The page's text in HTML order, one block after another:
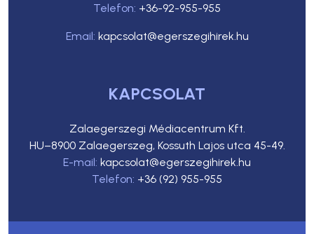
Telefon: +36-92-955-955
Email: kapcsolat@egerszegihirek.hu
KAPCSOLAT
Zalaegerszegi Médiacentrum Kft.
HU–8900 Zalaegerszeg, Kossuth Lajos utca 45-49.
E-mail: kapcsolat@egerszegihirek.hu
Telefon: +36 (92) 955-955